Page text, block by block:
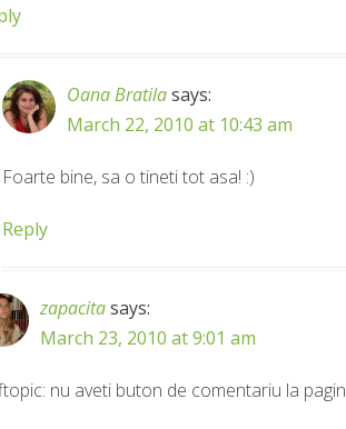
Oana Bratilasays:
March 22, 2010 at 10:43 am
Foarte bine, sa o tineti tot asa! :)
Reply
zapacitasays:
March 23, 2010 at 9:01 am
nu aveti buton de comentariu la